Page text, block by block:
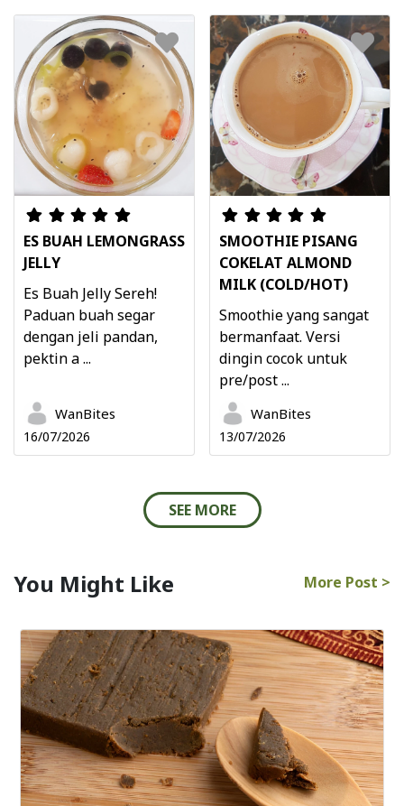
ES BUAH LEMONGRASS
JELLY
Es Buah Jelly Sereh!
Paduan buah segar
dengan jeli pandan,
pektin a ...
WanBites
16/07/2026
SMOOTHIE PISANG
COKELAT ALMOND
MILK (COLD/HOT)
Smoothie yang sangat
bermanfaat. Versi
dingin cocok untuk
pre/post ...
WanBites
13/07/2026
SEE MORE
You Might Like More Post >